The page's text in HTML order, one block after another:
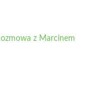
z Marcinem